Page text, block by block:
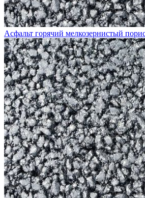
Асфальт горячий мелкозернистый